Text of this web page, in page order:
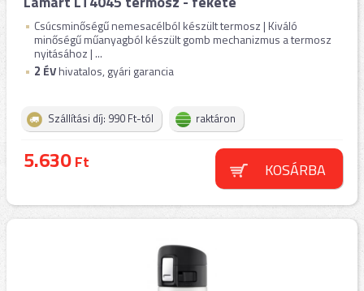
Csúcsminőségű nemesacélból készült termosz | Kiváló
minőségű műanyagból készült gomb mechanizmus a termosz
nyitásához | ...
2 ÉVhivatalos, gyári garancia
Szállítási díj: 990 Ft-tól raktáron
5.630Ft KOSÁRBA